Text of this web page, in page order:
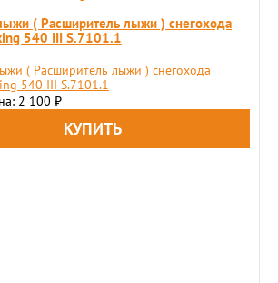
( Расширитель лыжи ) снегохода
540 III S.7101.1
( Расширитель лыжи ) снегохода
540 III S.7101.1
2 100 ₽